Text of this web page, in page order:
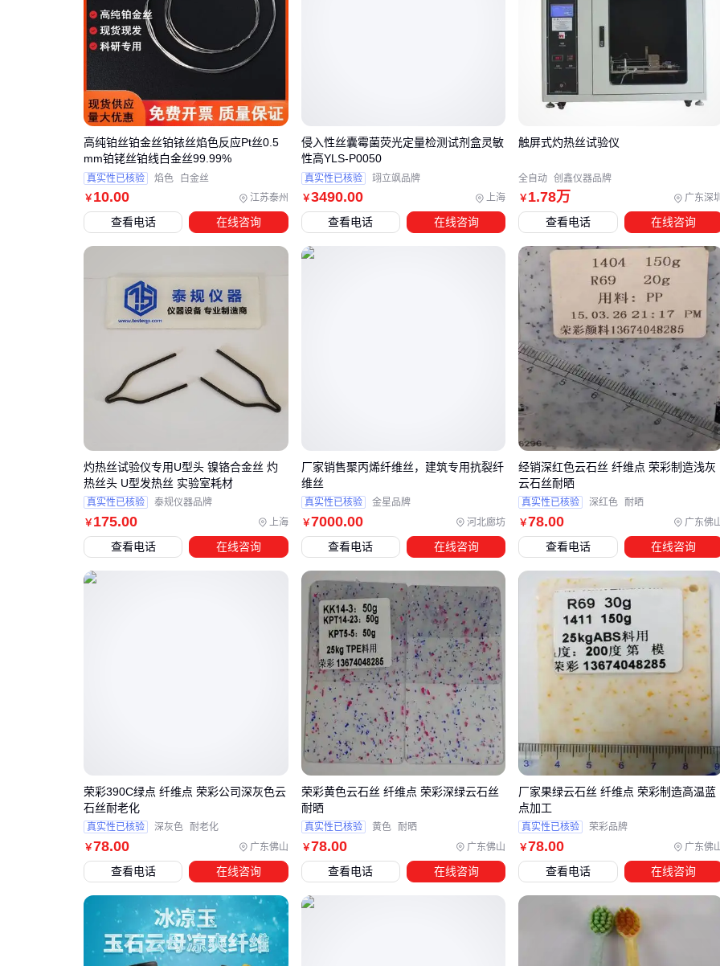
玻璃纤维丝
同样标称抗拉强度下，纤维单丝的直径均匀度和表面处理工艺
会直接影响其在基体中的分散性——这正是某些短切玻璃纤维
实际使用效果参差不齐的关键原因。
本更重要，这能帮助判断供应商是否具备持续生产达标产品的
能力。
三、如何根据应用场景选择最匹配的纤维丝？
纤维丝的实际性能表现高度依赖应用场景，选型时需优先考虑
混凝土增强领域：重点关注纤维与水泥基材的粘结强度、耐
碱性及分散均匀性，避免因化学腐蚀或团聚效应导致结构缺
复合材料制备：需平衡纤维的拉伸模量与基体材料的浸润
性，过高的刚性可能引发界面剥离问题
防护装备应用：抗冲击性能和阻燃特性成为核心指标，同时
要考虑纤维编织密度对最终防护等级的影响
在混凝土工程中，纤维素纤维丝
凭借其天然亲水性和三维乱
向分布特性，能有效抑制塑性收缩裂缝。而需要更高抗拉强度
的结构补强场景，
芳纶纤维丝
的耐腐蚀性和能量吸收能力则
更具优势。值得注意的是，同属增强材料的短切玻璃纤维虽然
成本更低，但在碱性环境中长期性能衰减更明显。
对于需要兼顾轻量化与强度的复合材料，需特别注意纤维表面
处理工艺。未经适当涂覆的
碳纤维丝
容易与树脂基体产生界
面缺陷，而镀镍处理的 金属纤维丝
虽能改善导电性，却可能
增加基体应力集中风险。此时芳纶纤维丝的折中性能往往成为
更稳妥的选择。
实际选型时建议建立四维评估框架：先锁定核心性能需求，再
验证环境适应性，接着考察工艺兼容性，最后平衡全生命周期
成本。这种系统化决策方式比单纯比较单价或单一参数更能避
免后续使用风险。
四、纤维切割精度不足会导致哪些后续问题？
当纤维丝进入实际生产环节，切割设备的精度差异会直接影响
最终产品性能。
切割面粗糙的纤维丝在混凝土增强应用中容易形成应力集中
涂覆工艺中纤维长度不均会导致涂层厚度波动
￥ 10.00 江苏泰州
高纯铂丝铂金丝铂铱丝焰色反应Pt丝0.5
mm铂铑丝铂线白金丝99.99%
真实性已核验 焰色 白金丝
查看电话 在线咨询
￥3490.00 上海
侵入性丝囊霉菌荧光定量检测试剂盒灵敏
性高YLS-P0050
真实性已核验 翊立飒品牌
查看电话 在线咨询
￥ 1.78万 广东深
触屏式灼热丝试验仪
全自动 创鑫仪器品牌
查看电话 在线咨询
￥ 175.00 上海
灼热丝试验仪专用U型头 镍铬合金丝 灼
热丝头 U型发热丝 实验室耗材
真实性已核验 泰规仪器品牌
查看电话 在线咨询
￥7000.00 河北廊坊
厂家销售聚丙烯纤维丝，建筑专用抗裂纤
维丝
真实性已核验 金星品牌
查看电话 在线咨询
￥78.00 广东佛
经销深红色云石丝 纤维点 荣彩制造浅灰
云石丝耐晒
真实性已核验 深红色 耐晒
查看电话 在线咨询
￥78.00 广东佛山
荣彩390C绿点 纤维点 荣彩公司深灰色云
石丝耐老化
真实性已核验 深灰色 耐老化
查看电话 在线咨询
￥78.00 广东佛山
荣彩黄色云石丝 纤维点 荣彩深绿云石丝
耐晒
真实性已核验 黄色 耐晒
查看电话 在线咨询
￥78.00 广东佛
厂家果绿云石丝 纤维点 荣彩制造高温蓝
点加工
真实性已核验 荣彩品牌
查看电话 在线咨询